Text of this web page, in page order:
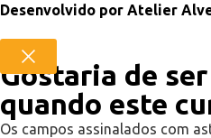
Desenvolvido por Atelier
Gostaria de
quando este
Os campos assinalados com